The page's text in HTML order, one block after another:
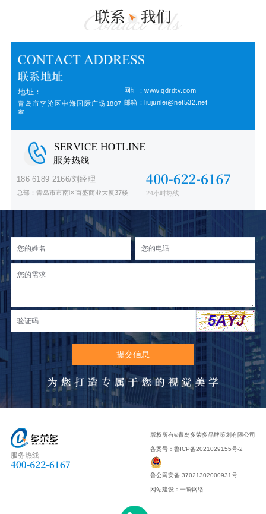
地址：
青岛市李沧区中海国际广场1807
室
网址：www.qdrdtv.com
邮箱：liujunlei@net532.net
186 6189 2166/刘经理
总部：青岛市市南区百盛商业大厦37楼 24小时热线
服务热线
版权所有©青岛多荣多品牌策划有限公司
备案号：鲁ICP备2021029155号-2
鲁公网安备 37021302000931号
网站建设 ：一瞬网络